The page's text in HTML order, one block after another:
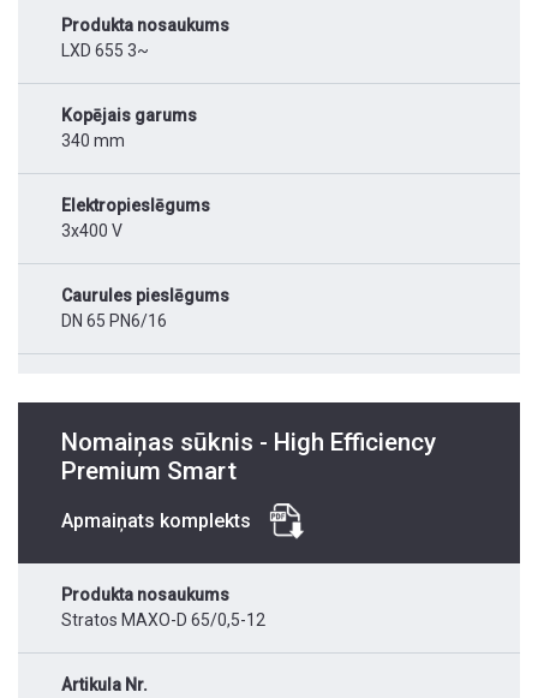
Produkta nosaukums
LXD 655 3~
Kopējais garums
340 mm
Elektropieslēgums
3x400 V
Caurules pieslēgums
DN 65 PN6/16
Nomaiņas sūknis - High Efficiency
Premium Smart
Apmaiņats komplekts
Produkta nosaukums
Stratos MAXO-D 65/0,5-12
Artikula Nr.